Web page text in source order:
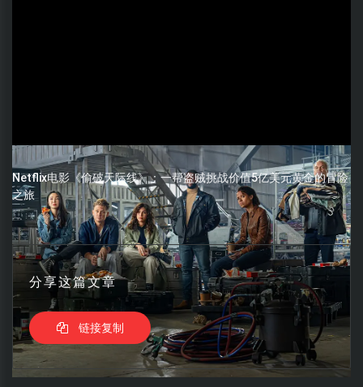
Netflix电影《偷破天际线》：一帮盗贼挑战价值5亿美元黄金的冒险
之旅
分享这篇文章
链接复制